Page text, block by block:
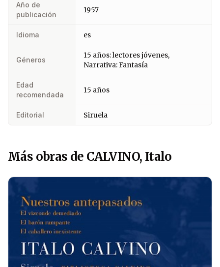
Año de
publicación
1957
Idioma es
Géneros
15 años: lectores jóvenes,
Narrativa: Fantasía
Edad
recomendada
15 años
Editorial Siruela
Más obras de CALVINO, Italo